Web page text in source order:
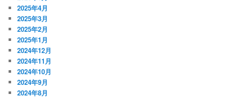
2025年4月
2025年3月
2025年2月
2025年1月
2024年12月
2024年11月
2024年10月
2024年9月
2024年8月